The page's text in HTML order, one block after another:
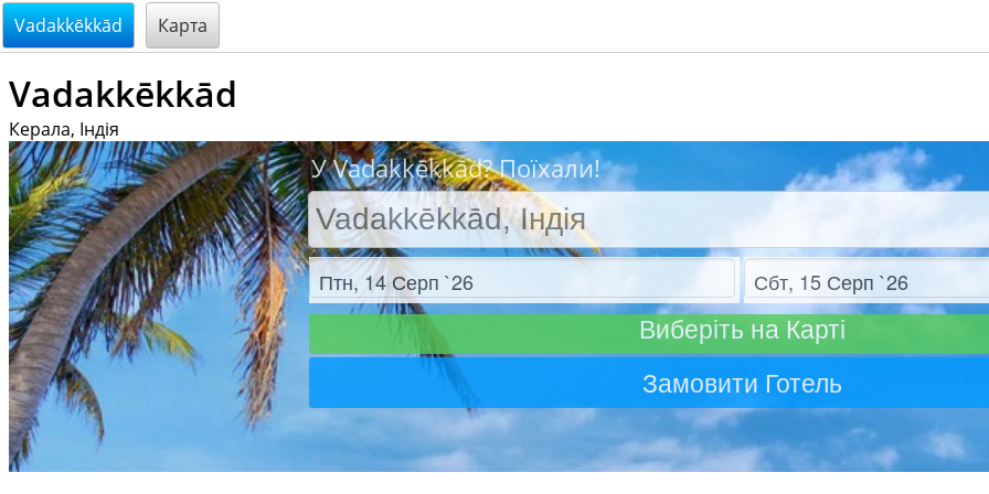
@endsectiom
Vadakkēkkād Карта
Vadakkēkkād
Керала, Індія
У Vadakkēkkād? Поїхали!
Заезд Отъезд
Виберіть на Карті
Замовити Готель